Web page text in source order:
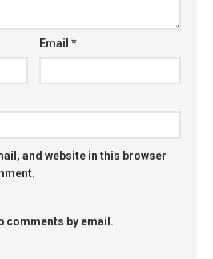
Email*
and website in this browser
comments by email.